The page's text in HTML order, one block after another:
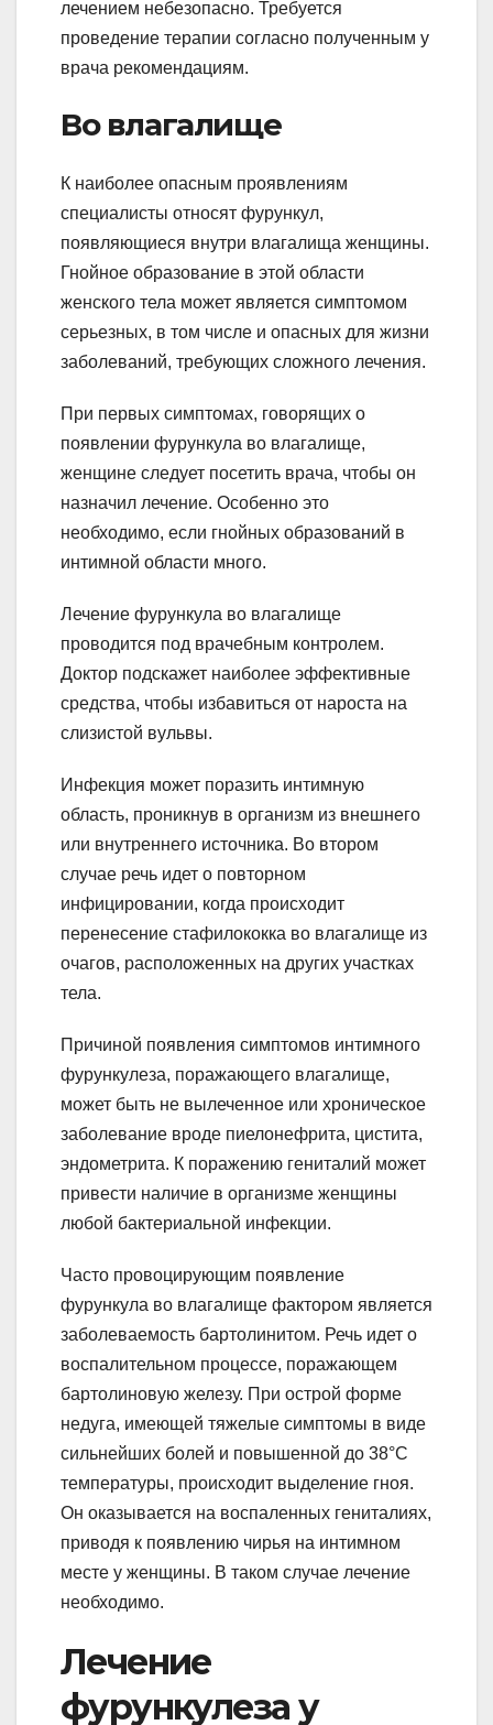
лечением небезопасно. Требуется
проведение терапии согласно полученным у
врача рекомендациям.
Во влагалище
К наиболее опасным проявлениям
специалисты относят фурункул,
появляющиеся внутри влагалища женщины.
Гнойное образование в этой области
женского тела может является симптомом
серьезных, в том числе и опасных для жизни
заболеваний, требующих сложного лечения.
При первых симптомах, говорящих о
появлении фурункула во влагалище,
женщине следует посетить врача, чтобы он
назначил лечение. Особенно это
необходимо, если гнойных образований в
интимной области много.
Лечение фурункула во влагалище
проводится под врачебным контролем.
Доктор подскажет наиболее эффективные
средства, чтобы избавиться от нароста на
слизистой вульвы.
Инфекция может поразить интимную
область, проникнув в организм из внешнего
или внутреннего источника. Во втором
случае речь идет о повторном
инфицировании, когда происходит
перенесение стафилококка во влагалище из
очагов, расположенных на других участках
тела.
Причиной появления симптомов интимного
фурункулеза, поражающего влагалище,
может быть не вылеченное или хроническое
заболевание вроде пиелонефрита, цистита,
эндометрита. К поражению гениталий может
привести наличие в организме женщины
любой бактериальной инфекции.
Часто провоцирующим появление
фурункула во влагалище фактором является
заболеваемость бартолинитом. Речь идет о
воспалительном процессе, поражающем
бартолиновую железу. При острой форме
недуга, имеющей тяжелые симптомы в виде
сильнейших болей и повышенной до 38°С
температуры, происходит выделение гноя.
Он оказывается на воспаленных гениталиях,
приводя к появлению чирья на интимном
месте у женщины. В таком случае лечение
необходимо.
Лечение
фурункулеза у